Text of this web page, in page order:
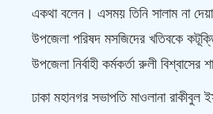
একথা বলেন। এসময় তিনি সালাম না
উপজেলা পরিষদ মসজিদের খতিবকে
উপজেলা নির্বাহী কর্মকর্তা রুলী বিশ্বাসের
ঢাকা মহানগর সভাপতি মাওলানা রাকীবুল